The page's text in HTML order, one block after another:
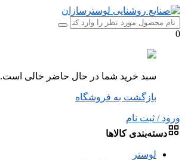
0
سبد خرید شما در حال حاضر خالی است.
بازگشت به فروشگاه
ورود / ثبت نام
دسته‌بندی کالاها
لوستر